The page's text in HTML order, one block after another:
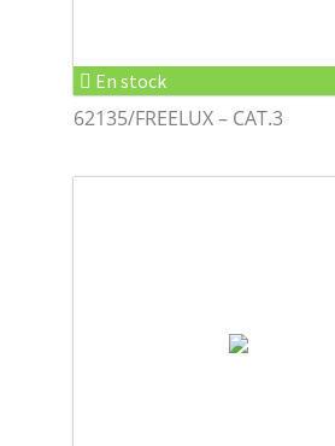
En stock
62135/FREELUX – CAT.3